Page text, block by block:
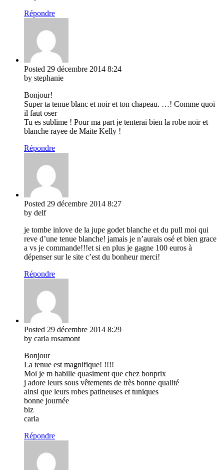
Répondre
Posted 29 décembre 2014 8:24
by stephanie
Bonjour!
Super ta tenue blanc et noir et ton chapeau. …! Comme quoi
il faut oser
Tu es sublime ! Pour ma part je tenterai bien la robe noir et
blanche rayee de Maite Kelly !
Répondre
Posted 29 décembre 2014 8:27
by delf
je tombe inlove de la jupe godet blanche et du pull moi qui
reve d’une tenue blanche! jamais je n’aurais osé et bien grace
a vs je commande!!!et si en plus je gagne 100 euros à
dépenser sur le site c’est du bonheur merci!
Répondre
Posted 29 décembre 2014 8:29
by carla rosamont
Bonjour
La tenue est magnifique! !!!!
Moi je m habille quasiment que chez bonprix
j adore leurs sous vêtements de très bonne qualité
ainsi que leurs robes patineuses et tuniques
bonne journée
biz
carla
Répondre